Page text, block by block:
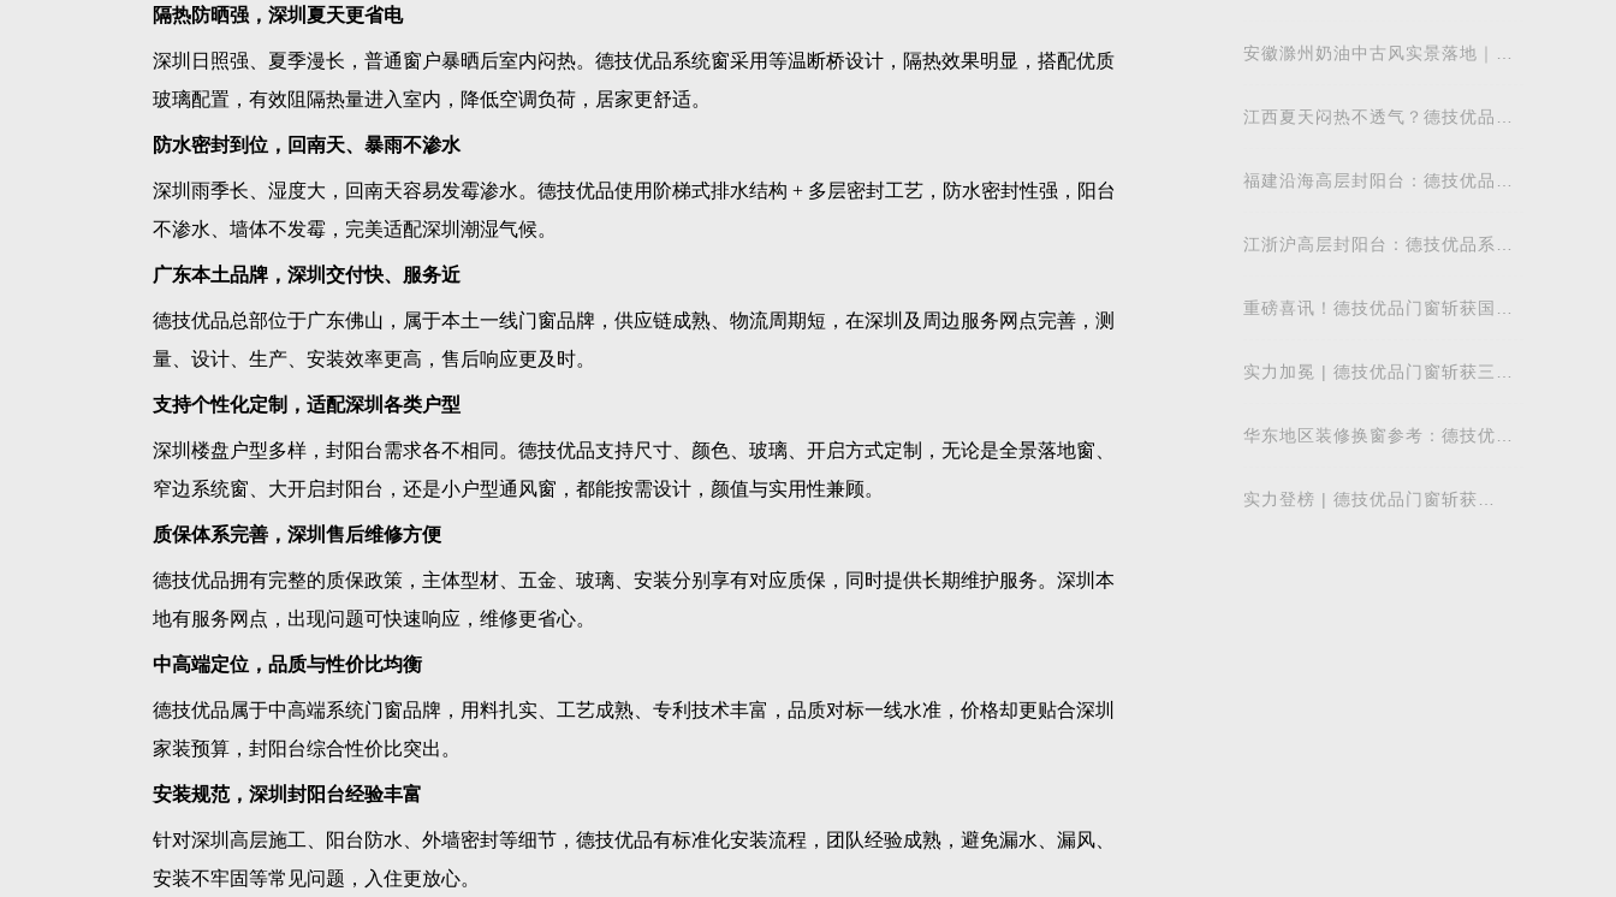
隔热防晒强，深圳夏天更省电
深圳日照强、夏季漫长，普通窗户暴晒后室内闷热。德技优品系统窗采用等温断桥设计，隔热效果明显，搭配优质
玻璃配置，有效阻隔热量进入室内，降低空调负荷，居家更舒适。
防水密封到位，回南天、暴雨不渗水
深圳雨季长、湿度大，回南天容易发霉渗水。德技优品使用阶梯式排水结构 + 多层密封工艺，防水密封性强，阳台
不渗水、墙体不发霉，完美适配深圳潮湿气候。
广东本土品牌，深圳交付快、服务近
德技优品总部位于广东佛山，属于本土一线门窗品牌，供应链成熟、物流周期短，在深圳及周边服务网点完善，测
量、设计、生产、安装效率更高，售后响应更及时。
支持个性化定制，适配深圳各类户型
深圳楼盘户型多样，封阳台需求各不相同。德技优品支持尺寸、颜色、玻璃、开启方式定制，无论是全景落地窗、
窄边系统窗、大开启封阳台，还是小户型通风窗，都能按需设计，颜值与实用性兼顾。
质保体系完善，深圳售后维修方便
德技优品拥有完整的质保政策，主体型材、五金、玻璃、安装分别享有对应质保，同时提供长期维护服务。深圳本
地有服务网点，出现问题可快速响应，维修更省心。
中高端定位，品质与性价比均衡
德技优品属于中高端系统门窗品牌，用料扎实、工艺成熟、专利技术丰富，品质对标一线水准，价格却更贴合深圳
家装预算，封阳台综合性价比突出。
安装规范，深圳封阳台经验丰富
针对深圳高层施工、阳台防水、外墙密封等细节，德技优品有标准化安装流程，团队经验成熟，避免漏水、漏风、
安装不牢固等常见问题，入住更放心。
安徽滁州奶油中古风实景落地｜德
江西夏天闷热不透气？德技优品微
福建沿海高层封阳台：德技优品安
江浙沪高层封阳台：德技优品系统
重磅喜讯！德技优品门窗斩获国际
实力加冕 | 德技优品门窗斩获三项
质量发展
华东地区装修换窗参考：德技优品
实力登榜 | 德技优品门窗斩获